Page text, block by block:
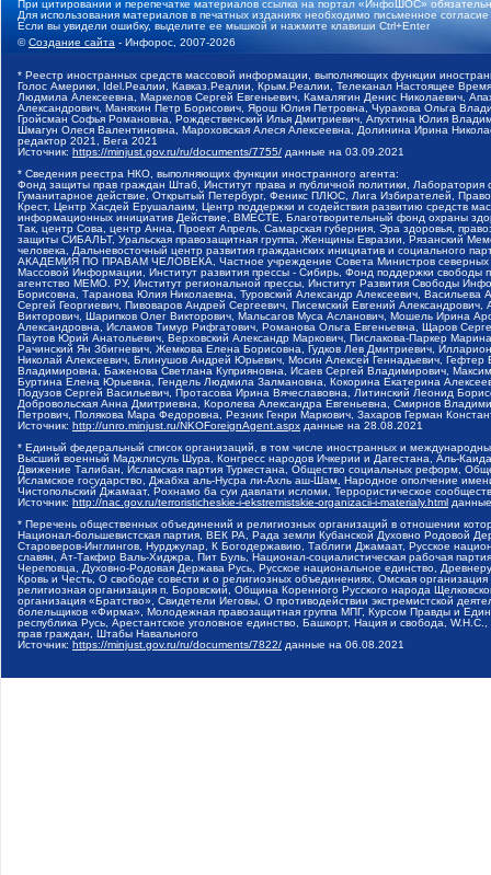
При цитировании и перепечатке материалов ссылка на портал «ИнфоШОС»
Для использования материалов в печатных изданиях необходимо письменное
Если вы увидели ошибку, выделите ее мышкой и нажмите клавиши Ctrl+Enter
©Создание сайта - Инфорос, 2007-2026
* Реестр иностранных средств массовой информации, выполняющих функции
Голос Америки, Idel.Реалии, Кавказ.Реалии, Крым.Реалии, Телеканал Настоящее
Людмила Алексеевна, Маркелов Сергей Евгеньевич, Камалягин Денис Николаевич,
Александрович, Маняхин Петр Борисович, Ярош Юлия Петровна, Чуракова Ольга
Гройсман Софья Романовна, Рождественский Илья Дмитриевич, Апухтина Юлия
Шмагун Олеся Валентиновна, Мароховская Алеся Алексеевна, Долинина Ирина
редактор 2021, Вега 2021
Источник: https://minjust.gov.ru/ru/documents/7755/ данные на 03.09.2021
* Сведения реестра НКО, выполняющих функции иностранного агента:
Фонд защиты прав граждан Штаб, Институт права и публичной политики,
Гуманитарное действие, Открытый Петербург, Феникс ПЛЮС, Лига Избирателей,
Крест, Центр Хасдей Ерушалаим, Центр поддержки и содействия развитию средств
информационных инициатив Действие, ВМЕСТЕ, Благотворительный фонд охраны
Так, центр Сова, центр Анна, Проект Апрель, Самарская губерния, Эра здоровья,
защиты СИБАЛЬТ, Уральская правозащитная группа, Женщины Евразии, Рязанский
человека, Дальневосточный центр развития гражданских инициатив и социального
АКАДЕМИЯ ПО ПРАВАМ ЧЕЛОВЕКА, Частное учреждение Совета Министров северных
Массовой Информации, Институт развития прессы - Сибирь, Фонд поддержки
агентство МЕМО. РУ, Институт региональной прессы, Институт Развития Свободы
Борисовна, Таранова Юлия Николаевна, Туровский Александр Алексеевич,
Сергей Георгиевич, Пивоваров Андрей Сергеевич, Писемский Евгений
Викторович, Шарипков Олег Викторович, Мальсагов Муса Асланович, Мошель Ирина
Александровна, Исламов Тимур Рифгатович, Романова Ольга Евгеньевна, Щаров
Паутов Юрий Анатольевич, Верховский Александр Маркович, Пислакова-Паркер
Рачинский Ян Збигневич, Жемкова Елена Борисовна, Гудков Лев Дмитриевич,
Николай Алексеевич, Блинушов Андрей Юрьевич, Мосин Алексей Геннадьевич,
Владимировна, Баженова Светлана Куприяновна, Исаев Сергей Владимирович,
Буртина Елена Юрьевна, Гендель Людмила Залмановна, Кокорина Екатерина
Подузов Сергей Васильевич, Протасова Ирина Вячеславовна, Литинский Леонид
Добровольская Анна Дмитриевна, Королева Александра Евгеньевна, Смирнов
Петрович, Полякова Мара Федоровна, Резник Генри Маркович, Захаров Герман
Источник: http://unro.minjust.ru/NKOForeignAgent.aspx данные на 28.08.2021
* Единый федеральный список организаций, в том числе иностранных и
Высший военный Маджлисуль Шура, Конгресс народов Ичкерии и Дагестана, Аль-
Движение Талибан, Исламская партия Туркестана, Общество социальных реформ,
Исламское государство, Джабха аль-Нусра ли-Ахль аш-Шам, Народное ополчение
Чистопольский Джамаат, Рохнамо ба суи давлати исломи, Террористическое
Источник: http://nac.gov.ru/terroristicheskie-i-ekstremistskie-organizacii-i-materialy.html
* Перечень общественных объединений и религиозных организаций в отношении
Национал-большевистская партия, ВЕК РА, Рада земли Кубанской Духовно Родовой
Староверов-Инглингов, Нурджулар, К Богодержавию, Таблиги Джамаат, Русское
славян, Ат-Такфир Валь-Хиджра, Пит Буль, Национал-социалистическая рабочая
Череповца, Духовно-Родовая Держава Русь, Русское национальное единство,
Кровь и Честь, О свободе совести и о религиозных объединениях, Омская
религиозная организация п. Боровский, Община Коренного Русского народа
организация «Братство», Свидетели Иеговы, О противодействии экстремистской
болельщиков «Фирма», Молодежная правозащитная группа МПГ, Курсом Правды и
республика Русь, Арестантское уголовное единство, Башкорт, Нация и свобода,
прав граждан, Штабы Навального
Источник: https://minjust.gov.ru/ru/documents/7822/ данные на 06.08.2021